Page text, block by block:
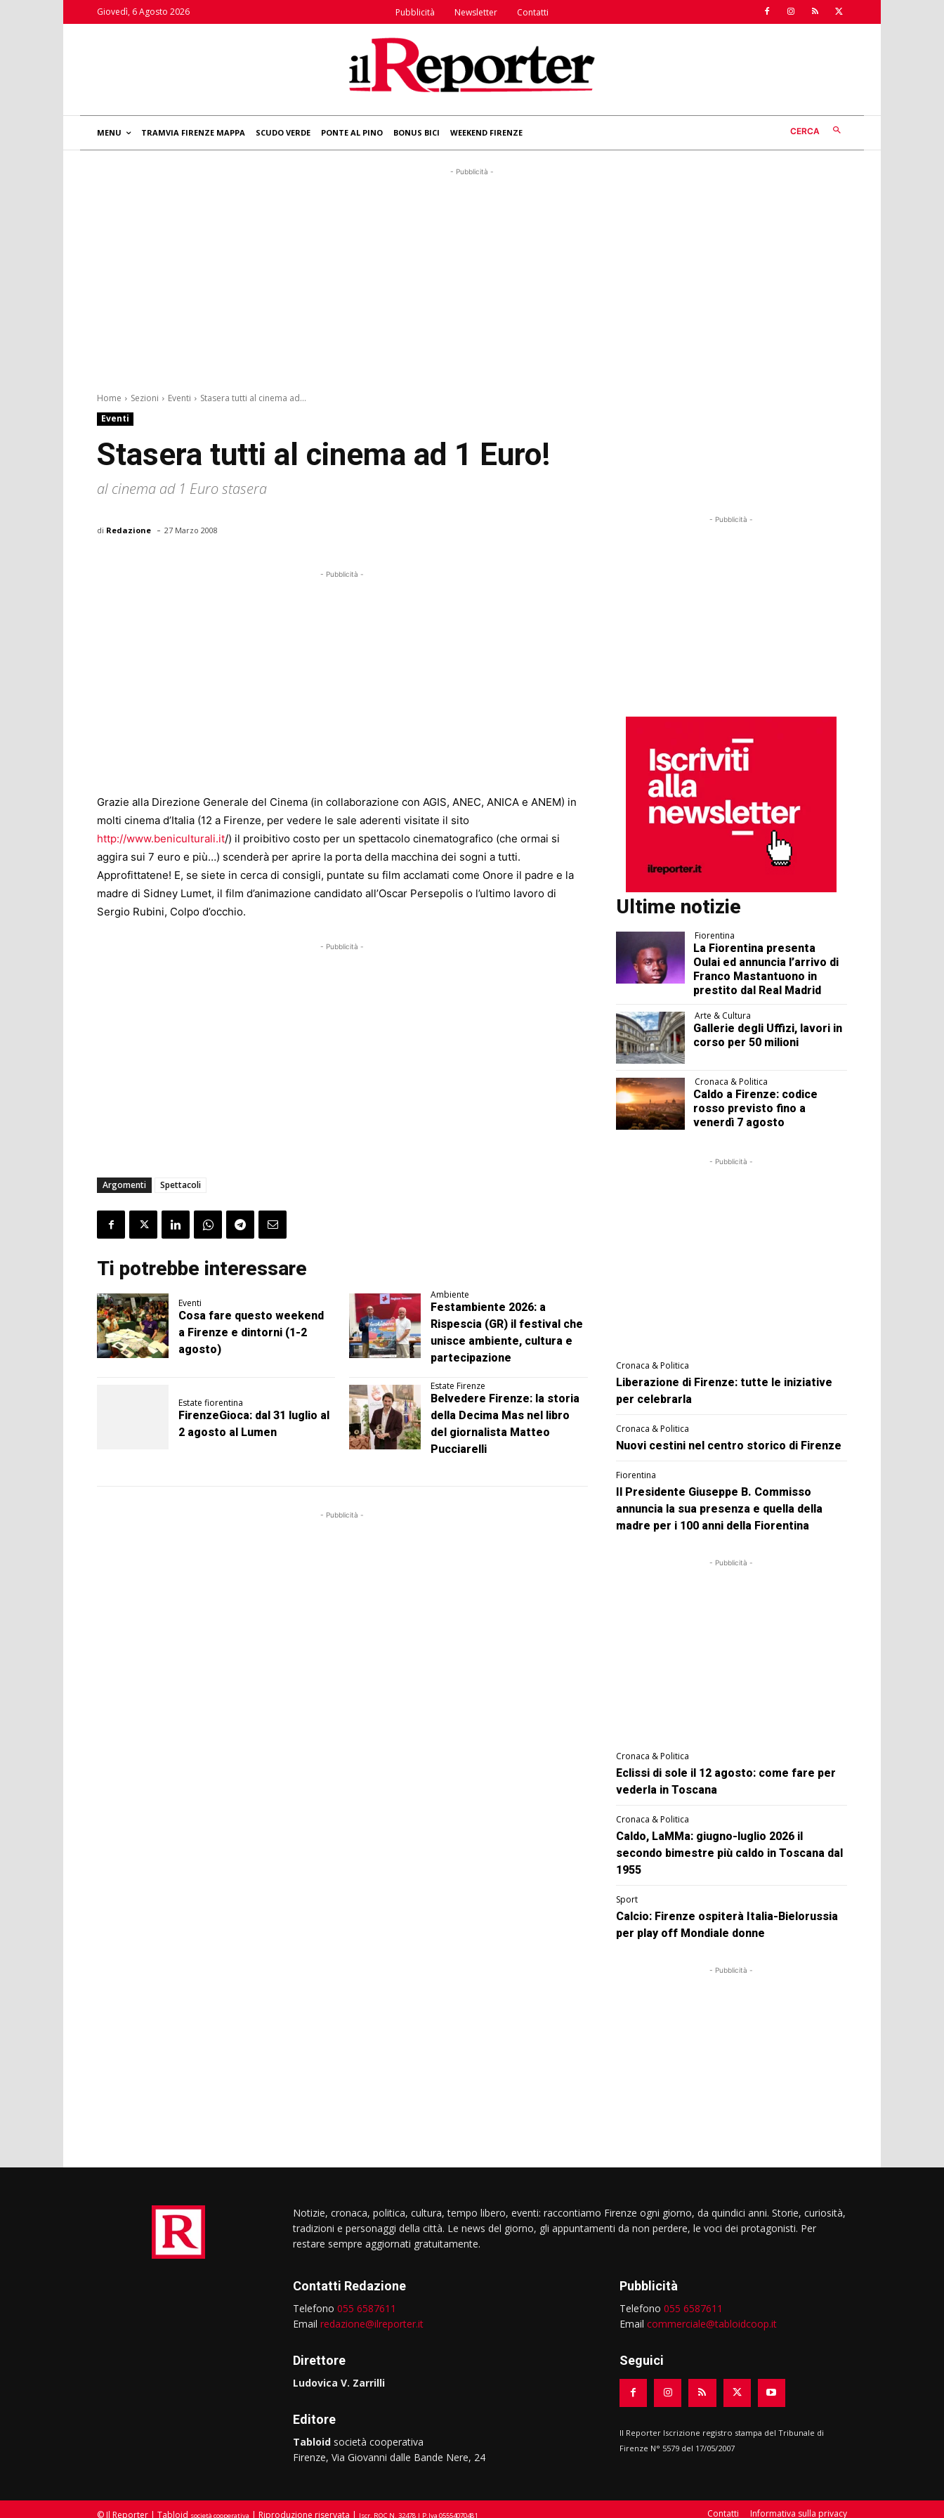
Giovedì, 6 Agosto 2026 Pubblicità Newsletter Contatti
MENU TRAMVIA FIRENZE MAPPA SCUDO VERDE PONTE AL PINO BONUS BICI WEEKEND FIRENZE CERCA
- Pubblicità -
Home Sezioni Eventi
Stasera tutti al cinema ad...
Eventi
Stasera tutti al cinema ad 1 Euro!
al cinema ad 1 Euro stasera
di Redazione - 27 Marzo 2008
- Pubblicità -
Grazie alla Direzione Generale del Cinema (in collaborazione con AGIS, ANEC, ANICA e ANEM) in
molti cinema d’Italia (12 a Firenze, per vedere le sale aderenti visitate il sito
http://www.beniculturali.it/) il proibitivo costo per un spettacolo cinematografico (che ormai si
aggira sui 7 euro e più…) scenderà per aprire la porta della macchina dei sogni a tutti.
Approfittatene! E, se siete in cerca di consigli, puntate su film acclamati come Onore il padre e la
madre di Sidney Lumet, il film d’animazione candidato all’Oscar Persepolis o l’ultimo lavoro di
Sergio Rubini, Colpo d’occhio.
- Pubblicità -
Argomenti Spettacoli
Ti potrebbe interessare
Eventi
Cosa fare questo weekend
a Firenze e dintorni (1-2
agosto)
Ambiente
Festambiente 2026: a
Rispescia (GR) il festival che
unisce ambiente, cultura e
partecipazione
Estate fiorentina
FirenzeGioca: dal 31 luglio al
2 agosto al Lumen
Estate Firenze
Belvedere Firenze: la storia
della Decima Mas nel libro
del giornalista Matteo
Pucciarelli
- Pubblicità -
- Pubblicità -
Ultime notizie
Fiorentina
La Fiorentina presenta
Oulai ed annuncia l’arrivo di
Franco Mastantuono in
prestito dal Real Madrid
Arte & Cultura
Gallerie degli Uffizi, lavori in
corso per 50 milioni
Cronaca & Politica
Caldo a Firenze: codice
rosso previsto fino a
venerdì 7 agosto
- Pubblicità -
Cronaca & Politica
Liberazione di Firenze: tutte le iniziative
per celebrarla
Cronaca & Politica
Nuovi cestini nel centro storico di Firenze
Fiorentina
Il Presidente Giuseppe B. Commisso
annuncia la sua presenza e quella della
madre per i 100 anni della Fiorentina
- Pubblicità -
Cronaca & Politica
Eclissi di sole il 12 agosto: come fare per
vederla in Toscana
Cronaca & Politica
Caldo, LaMMa: giugno-luglio 2026 il
secondo bimestre più caldo in Toscana dal
1955
Sport
Calcio: Firenze ospiterà Italia-Bielorussia
per play off Mondiale donne
- Pubblicità -
Notizie, cronaca, politica, cultura, tempo libero, eventi: raccontiamo Firenze ogni giorno, da quindici anni. Storie, curiosità,
tradizioni e personaggi della città. Le news del giorno, gli appuntamenti da non perdere, le voci dei protagonisti. Per
restare sempre aggiornati gratuitamente.
Contatti Redazione
Telefono 055 6587611
Email redazione@ilreporter.it
Direttore
Ludovica V. Zarrilli
Editore
Tabloid società cooperativa
Firenze, Via Giovanni dalle Bande Nere, 24
Pubblicità
Telefono 055 6587611
Email commerciale@tabloidcoop.it
Seguici
Il Reporter Iscrizione registro stampa del Tribunale di
Firenze N° 5579 del 17/05/2007
© Il Reporter | Tabloid società cooperativa | Riproduzione riservata | Iscr. ROC N. 32478 | P.Iva 05554070481 Contatti Informativa sulla privacy